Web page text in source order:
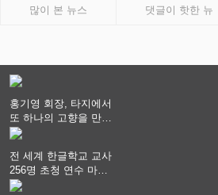
많이 본 뉴스 댓글이 핫한 뉴
홍기영 회장, 타지에서
또 하나의 고향을 만들
어 가다
전 세계 한글학교 교사
256명 초청 연수 마
쳐...“수업은 더 깊게, 교